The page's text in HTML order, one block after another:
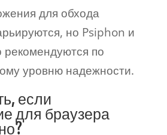
для обхода
но Psiphon и
по
уровню надежности.
если
для браузера